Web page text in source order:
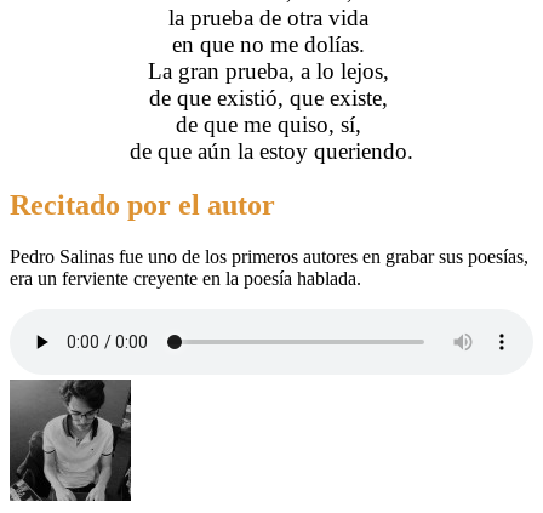
la prueba de otra vida
en que no me dolías.
La gran prueba, a lo lejos,
de que existió, que existe,
de que me quiso, sí,
de que aún la estoy queriendo.
Recitado por el autor
Pedro Salinas fue uno de los primeros autores en grabar sus poesías,
era un ferviente creyente en la poesía hablada.